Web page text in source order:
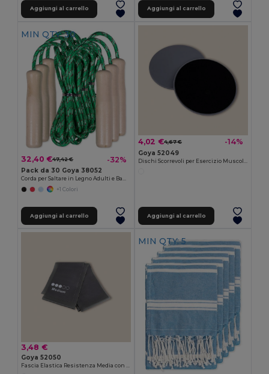
Aggiungi al carrello Aggiungi al carrello
MIN QTY: 30
32,40 €47,42 € -32%
Pack da 30 Goya 38052
Corda per Saltare in Legno Adulti e Bambini JUMP
+1 Colori
Aggiungi al carrello
4,02 €4,67 € -14%
Goya 52049
Aggiungi al carrello
3,48 €
Goya 52050
Fascia Elastica Resistenza Media con Custodia RPET TRETCH
MIN QTY: 5